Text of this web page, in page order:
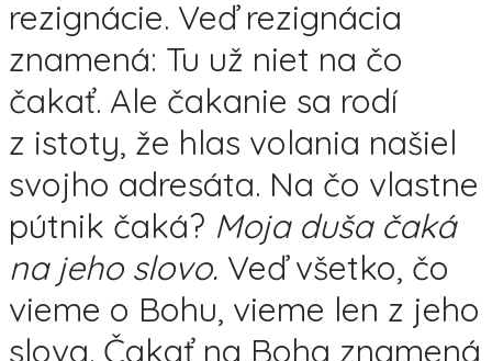
rezignácie. Veď rezignácia
znamená: Tu už niet na čo
čakať. Ale čakanie sa rodí
z istoty, že hlas volania našiel
svojho adresáta. Na čo vlastne
pútnik čaká? Moja duša čaká
na jeho slovo. Veď všetko, čo
vieme o Bohu, vieme len z jeho
slova. Čakať na Boha znamená